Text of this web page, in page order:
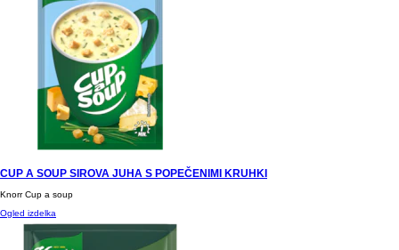
CUP A SOUP SIROVA JUHA S POPEČENIMI KRUHKI
Knorr Cup a soup
Ogled izdelka